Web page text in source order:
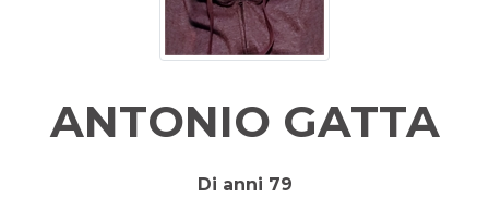
ANTONIO GATTA
Di anni 79